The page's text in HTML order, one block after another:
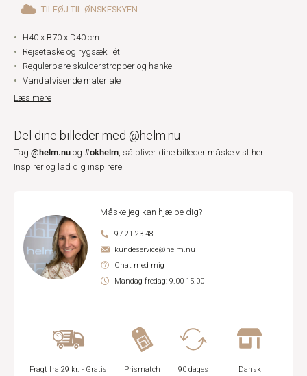
TILFØJ TIL ØNSKESKYEN
H40 x B70 x D40 cm
Rejsetaske og rygsæk i ét
Regulerbare skulderstropper og hanke
Vandafvisende materiale
Læs mere
Del dine billeder med @helm.nu
Tag @helm.nu og #okhelm, så bliver dine billeder måske vist her.
Inspirer og lad dig inspirere.
Måske jeg kan hjælpe dig?
97 21 23 48
kundeservice@helm.nu
Chat med mig
Mandag-fredag: 9.00-15.00
Fragt fra 29 kr. - Gratis
Prismatch
90 dages
Dansk